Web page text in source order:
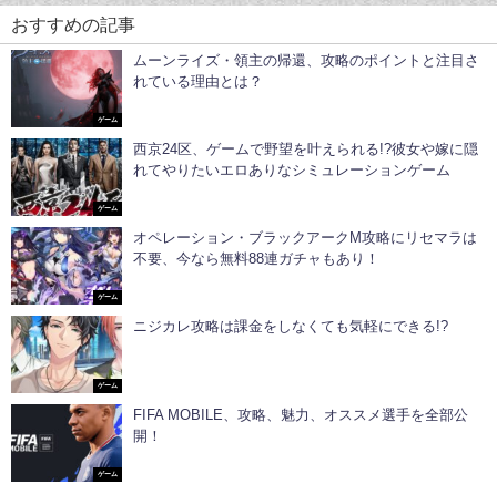
おすすめの記事
ゲーム
ムーンライズ・領主の帰還、攻略のポイントと注目さ
れている理由とは？
ゲーム
西京24区、ゲームで野望を叶えられる!?彼女や嫁に隠
れてやりたいエロありなシミュレーションゲーム
ゲーム
オペレーション・ブラックアークM攻略にリセマラは
不要、今なら無料88連ガチャもあり！
ゲーム
ニジカレ攻略は課金をしなくても気軽にできる!?
ゲーム
FIFA MOBILE、攻略、魅力、オススメ選手を全部公
開！